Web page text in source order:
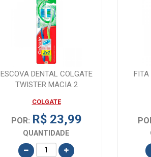
ESCOVA DENTAL COLGATE
TWISTER MACIA 2
COLGATE
POR: R$ 23,99
QUANTIDADE
FITA